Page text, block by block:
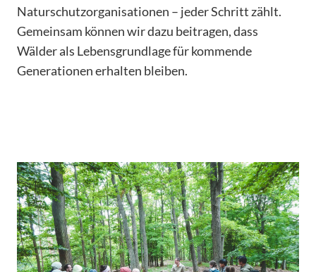
Naturschutzorganisationen – jeder Schritt zählt.
Gemeinsam können wir dazu beitragen, dass
Wälder als Lebensgrundlage für kommende
Generationen erhalten bleiben.